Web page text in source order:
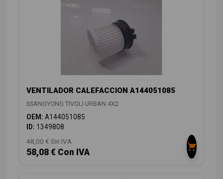
VENTILADOR CALEFACCION A144051085
SSANGYONG TIVOLI URBAN 4X2
OEM: A144051085
ID: 1349808
48,00 € Sin IVA
58,08 € Con IVA